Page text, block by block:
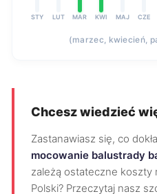
STY LUT MAR KWI MAJ CZE
(marzec, kwiecień,
Chcesz wiedzieć
Zastanawiasz się, co
mocowanie balustrady
zależą ostateczne koszty
Polski? Przeczytaj nasz